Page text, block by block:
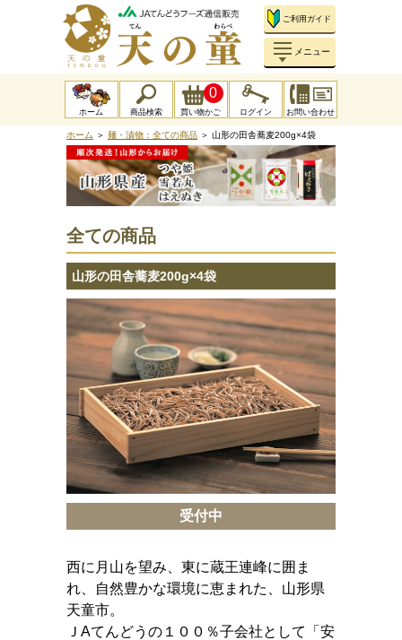
ご利用ガイド
メニュー
ホーム 商品検索 買い物かご
0
ログイン お問い合わせ
ホーム ＞ 麺・漬物：全ての商品 ＞ 山形の田舎蕎麦200g×4袋
全ての商品
山形の田舎蕎麦200g×4袋
受付中
西に月山を望み、東に蔵王連峰に囲ま
れ、自然豊かな環境に恵まれた、山形県
天童市。
ＪAてんどうの１００％子会社として「安